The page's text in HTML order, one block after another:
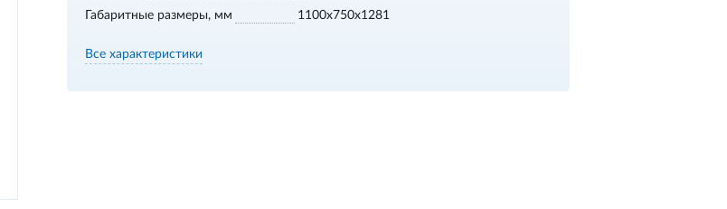
Габаритные размеры, мм
1100х750х1281
Все характеристики